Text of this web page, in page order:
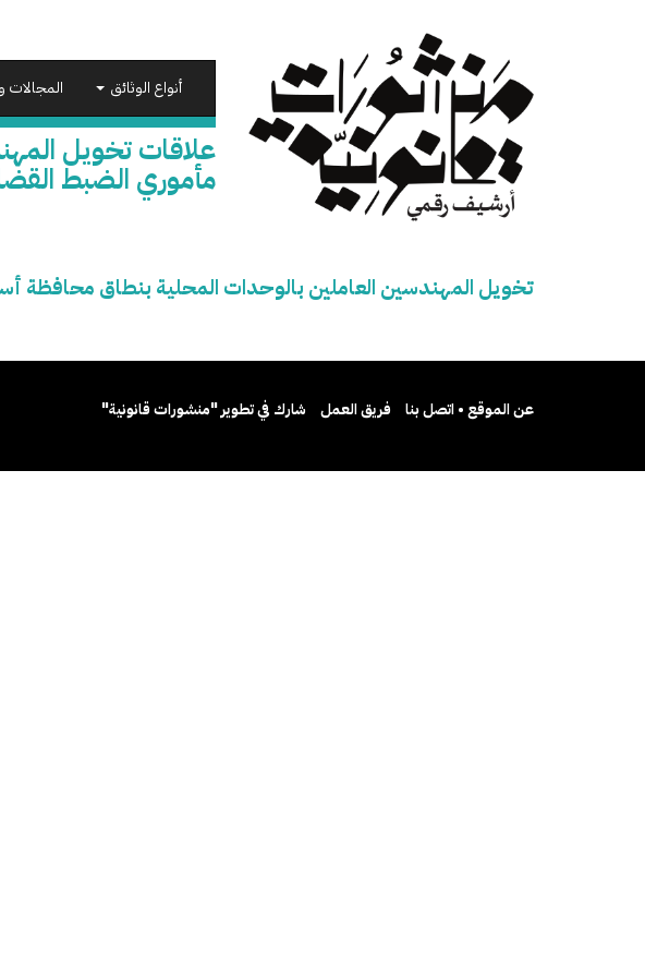
أنواع الوثائق المجالات
علاقات تخويل
مأموري الضبط
تخويل المهندسين العاملين بالوحدات المحلية بنطاق محافظة
عن الموقع • اتصل بنا فريق العمل شارك في تطوير "منشورات قانونية"